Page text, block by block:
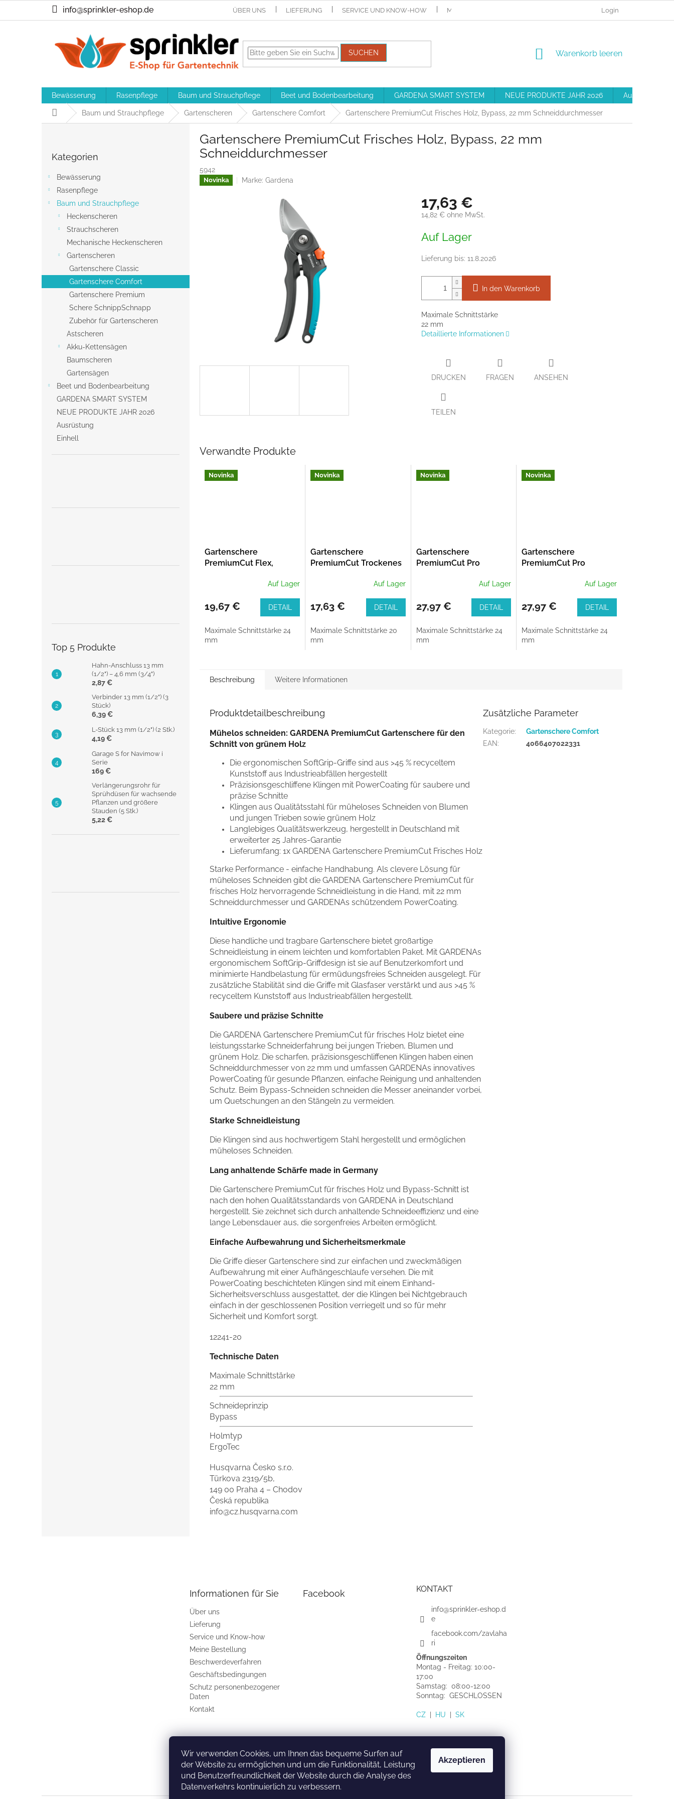
Wir verwenden Cookies, um Ihnen das bequeme Surfen auf
der Website zu ermöglichen und um die Funktionalität, Leistung
und Benutzerfreundlichkeit der Website durch die Analyse des
Datenverkehrs kontinuierlich zu verbessern.
Akzeptieren
springen
info@sprinkler-eshop.de ÜBER UNS LIEFERUNG SERVICE UND KNOW-HOW MEINE BESTELLUNG BESCHWERDEVERFAHREN
Login
SUCHEN WARENKORB
Warenkorb leeren
Bewässerung Rasenpflege Baum und Strauchpflege Beet und Bodenbearbeitung GARDENA SMART SYSTEM NEUE PRODUKTE JAHR 2026 Ausrüstung
StartseiteBaum und Strauchpflege Gartenscheren Gartenschere Comfort Gartenschere PremiumCut Frisches Holz, Bypass, 22 mm Schneiddurchmesser
überspringen
Kategorien
Bewässerung
Rasenpflege
Baum und Strauchpflege
Heckenscheren
Strauchscheren
Mechanische Heckenscheren
Gartenscheren
Gartenschere Classic
Gartenschere Comfort
Gartenschere Premium
Schere SchnippSchnapp
Zubehör für Gartenscheren
Astscheren
Akku-Kettensägen
Baumscheren
Gartensägen
Beet und Bodenbearbeitung
GARDENA SMART SYSTEM
NEUE PRODUKTE JAHR 2026
Ausrüstung
Einhell
Top 5 Produkte
Hahn-Anschluss 13 mm
(1/2") – 4,6 mm (3/4")
2,87 €
Verbinder 13 mm (1/2") (3
Stück)
6,39 €
L-Stück 13 mm (1/2") (2 Stk.)
4,19 €
Garage S for Navimow i
Serie
169 €
Verlängerungsrohr für
Sprühdüsen für wachsende
Pflanzen und größere
Stauden (5 Stk.)
5,22 €
Gartenschere PremiumCut Frisches Holz, Bypass, 22 mm
Schneiddurchmesser
5942
Novinka Marke: Gardena
17,63 €
14,82 € ohne MwSt.
Auf Lager
Lieferung bis: 11.8.2026
In den Warenkorb
Maximale Schnittstärke
22 mm
Detaillierte Informationen
DRUCKEN FRAGEN ANSEHEN
TEILEN
Verwandte Produkte
Novinka
Gartenschere
PremiumCut Flex,
für Grünholz, 24 mmAuf Lager
19,67 € DETAIL
Maximale Schnittstärke 24
mm
Novinka
Gartenschere
PremiumCut Trockenes
Schneiddurchmesser
Auf Lager
17,63 € DETAIL
Maximale Schnittstärke 20
mm
Novinka
Gartenschere
PremiumCut Pro
Schneiddurchmesser
Auf Lager
27,97 € DETAIL
Maximale Schnittstärke 24
mm
Novinka
Gartenschere
PremiumCut Pro
Schneiddurchmesser
Auf Lager
27,97 € DETAIL
Maximale Schnittstärke 24
mm
Beschreibung Weitere Informationen
Produktdetailbeschreibung
Mühelos schneiden: GARDENA PremiumCut Gartenschere für den
Schnitt von grünem Holz
Die ergonomischen SoftGrip-Griffe sind aus >45 % recyceltem
Kunststoff aus Industrieabfällen hergestellt
Präzisionsgeschliffene Klingen mit PowerCoating für saubere und
präzise Schnitte
Klingen aus Qualitätsstahl für müheloses Schneiden von Blumen
und jungen Trieben sowie grünem Holz
Langlebiges Qualitätswerkzeug, hergestellt in Deutschland mit
erweiterter 25 Jahres-Garantie
Lieferumfang: 1x GARDENA Gartenschere PremiumCut Frisches Holz
Starke Performance - einfache Handhabung. Als clevere Lösung für
müheloses Schneiden gibt die GARDENA Gartenschere PremiumCut für
frisches Holz hervorragende Schneidleistung in die Hand, mit 22 mm
Schneiddurchmesser und GARDENAs schützendem PowerCoating.
Intuitive Ergonomie
Diese handliche und tragbare Gartenschere bietet großartige
Schneidleistung in einem leichten und komfortablen Paket. Mit GARDENAs
ergonomischem SoftGrip-Griffdesign ist sie auf Benutzerkomfort und
minimierte Handbelastung für ermüdungsfreies Schneiden ausgelegt. Für
zusätzliche Stabilität sind die Griffe mit Glasfaser verstärkt und aus >45 %
recyceltem Kunststoff aus Industrieabfällen hergestellt.
Saubere und präzise Schnitte
Die GARDENA Gartenschere PremiumCut für frisches Holz bietet eine
leistungsstarke Schneiderfahrung bei jungen Trieben, Blumen und
grünem Holz. Die scharfen, präzisionsgeschliffenen Klingen haben einen
Schneiddurchmesser von 22 mm und umfassen GARDENAs innovatives
PowerCoating für gesunde Pflanzen, einfache Reinigung und anhaltenden
Schutz. Beim Bypass-Schneiden schneiden die Messer aneinander vorbei,
um Quetschungen an den Stängeln zu vermeiden.
Starke Schneidleistung
Die Klingen sind aus hochwertigem Stahl hergestellt und ermöglichen
müheloses Schneiden.
Lang anhaltende Schärfe made in Germany
Die Gartenschere PremiumCut für frisches Holz und Bypass-Schnitt ist
nach den hohen Qualitätsstandards von GARDENA in Deutschland
hergestellt. Sie zeichnet sich durch anhaltende Schneideeffizienz und eine
lange Lebensdauer aus, die sorgenfreies Arbeiten ermöglicht.
Einfache Aufbewahrung und Sicherheitsmerkmale
Die Griffe dieser Gartenschere sind zur einfachen und zweckmäßigen
Aufbewahrung mit einer Aufhängeschlaufe versehen. Die mit
PowerCoating beschichteten Klingen sind mit einem Einhand-
Sicherheitsverschluss ausgestattet, der die Klingen bei Nichtgebrauch
einfach in der geschlossenen Position verriegelt und so für mehr
Sicherheit und Komfort sorgt.
12241-20
Technische Daten
Maximale Schnittstärke
22 mm
Schneideprinzip
Bypass
Holmtyp
ErgoTec
Husqvarna Česko s.r.o.
Türkova 2319/5b,
149 00 Praha 4 – Chodov
Česká republika
info@cz.husqvarna.com
Zusätzliche Parameter
Kategorie:
Gartenschere Comfort
EAN: 4066407022331
Informationen für Sie
Über uns
Lieferung
Service und Know-how
Meine Bestellung
Beschwerdeverfahren
Geschäftsbedingungen
Schutz personenbezogener
Daten
Kontakt
Facebook KONTAKT
info@sprinkler-eshop.d
e
facebook.com/zavlaha
ri
Öffnungszeiten
Montag - Freitag: 10:00-
17:00
Samstag: 08:00-12:00
Sonntag: GESCHLOSSEN
CZ| HU SK
HU SK CZ